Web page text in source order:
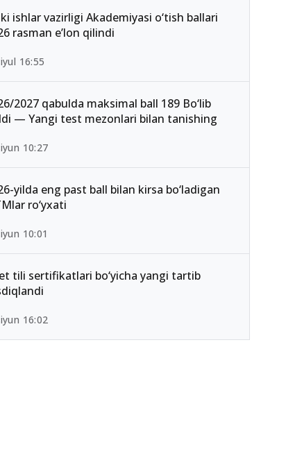
ishlar vazirligi Akademiyasi o‘tish ballari
rasman e’lon qilindi
16:55
2027 qabulda maksimal ball 189 Bo‘lib
— Yangi test mezonlari bilan tanishing
10:27
yilda eng past ball bilan kirsa bo‘ladigan
ro‘yxati
10:01
tili sertifikatlari bo‘yicha yangi tartib
16:02